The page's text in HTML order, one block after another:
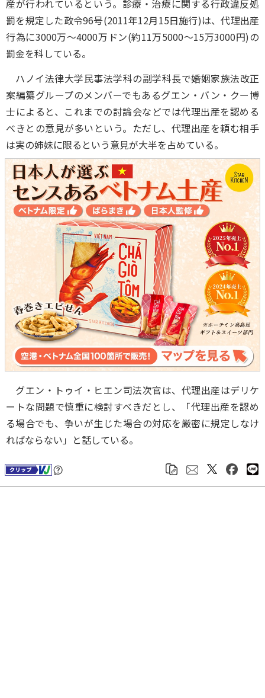
産が行われているという。診療・治療に関する行政違反処
罰を規定した政令96号(2011年12月15日施行)は、代理出産
行為に3000万～4000万ドン(約11万5000～15万3000円)の
罰金を科している。
ハノイ法律大学民事法学科の副学科長で婚姻家族法改正
案編纂グループのメンバーでもあるグエン・バン・クー博
士によると、これまでの討論会などでは代理出産を認める
べきとの意見が多いという。ただし、代理出産を頼む相手
は実の姉妹に限るという意見が大半を占めている。
グエン・トゥイ・ヒエン司法次官は、代理出産はデリケ
ートな問題で慎重に検討すべきだとし、「代理出産を認め
る場合でも、争いが生じた場合の対応を厳密に規定しなけ
ればならない」と話している。